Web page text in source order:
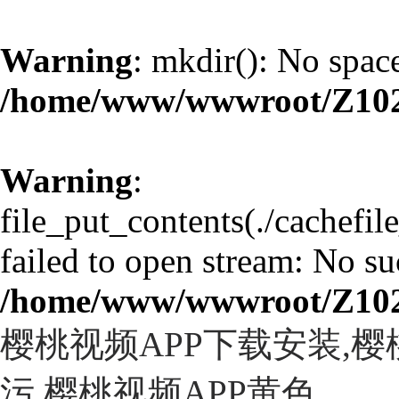
Warning: mkdir(): No
/home/www/wwwroot/
Warning:
file_put_contents(./
failed to open stream: No
/home/www/wwwroot/
樱桃视频APP下载安装,